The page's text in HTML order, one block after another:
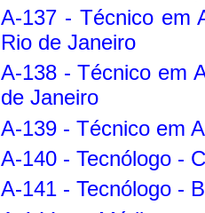
A-137 - Técnico em
Rio de Janeiro
A-138 - Técnico em
de Janeiro
A-139 - Técnico em
A-140 - Tecnólogo -
A-141 - Tecnólogo -